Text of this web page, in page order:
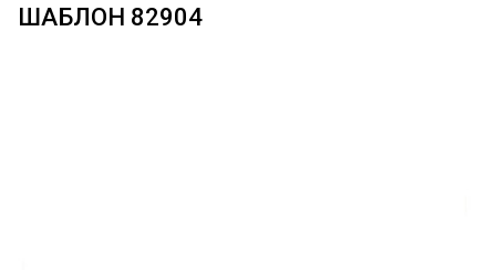
ШАБЛОН 82904